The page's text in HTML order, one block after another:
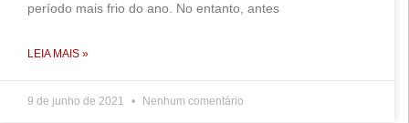
período mais frio do ano. No entanto, antes
LEIA MAIS »
9 de junho de 2021 Nenhum comentário